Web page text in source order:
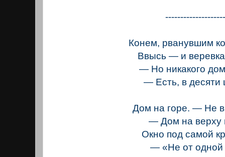
Конем, рванувшим
Ввысь — и
— Но никакого
— Есть, в десяти
Дом на горе. — Не
— Дом на верху
Окно под самой
— «Не от одной